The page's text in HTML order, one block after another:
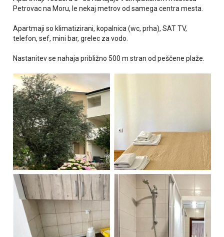
Petrovac na Moru, le nekaj metrov od samega centra mesta.
Apartmaji so klimatizirani, kopalnica (wc, prha), SAT TV,
telefon, sef, mini bar, grelec za vodo.
Nastanitev se nahaja približno 500 m stran od peščene plaže.